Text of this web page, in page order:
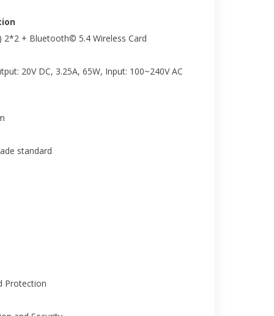
2*2 + Bluetooth© 5.4 Wireless Card
20V DC, 3.25A, 65W, Input: 100~240V AC
standard
Protection